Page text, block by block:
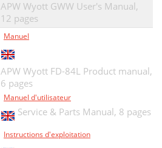
APW Wyott GWW User's Manual,
12 pages
Manuel
APW Wyott FD-84L Product manual,
6 pages
Manuel d'utilisateur
Service & Parts Manual, 8 pages
Instructions d'exploitation